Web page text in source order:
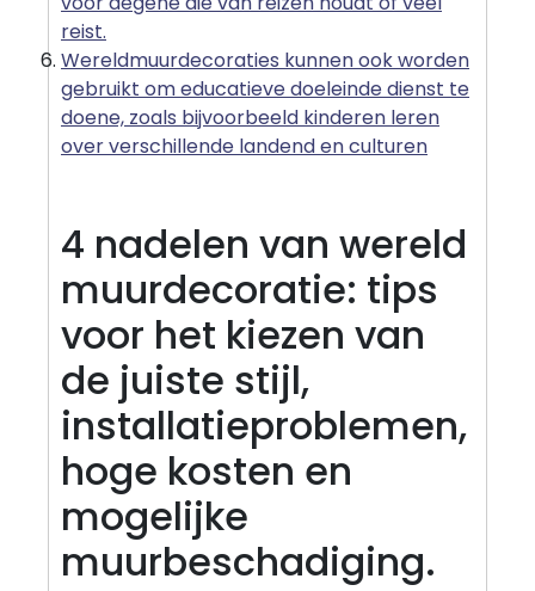
reist.
Wereldmuurdecoraties kunnen ook worden
gebruikt om educatieve doeleinde dienst te
doene, zoals bijvoorbeeld kinderen leren
over verschillende landend en culturen
4 nadelen van wereld
muurdecoratie: tips
voor het kiezen van
de juiste stijl,
installatieproblemen,
hoge kosten en
mogelijke
muurbeschadiging.